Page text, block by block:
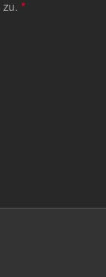
zu. *